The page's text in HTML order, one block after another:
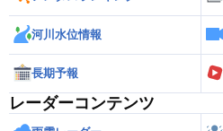
河川水位情報
長期予報
レーダーコンテンツ